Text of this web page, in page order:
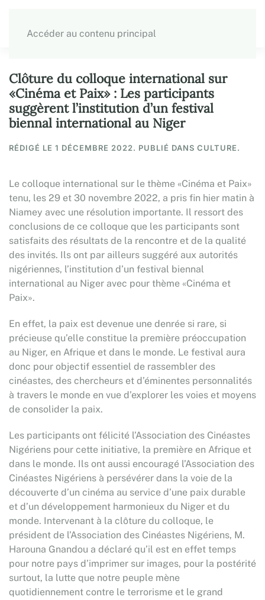
Accéder au contenu principal
Clôture du colloque international sur
«Cinéma et Paix» : Les participants
suggèrent l’institution d’un festival
biennal international au Niger
RÉDIGÉ LE 1 DÉCEMBRE 2022. PUBLIÉ DANS CULTURE.
Le colloque international sur le thème «Cinéma et Paix»
tenu, les 29 et 30 novembre 2022, a pris fin hier matin à
Niamey avec une résolution importante. Il ressort des
conclusions de ce colloque que les participants sont
satisfaits des résultats de la rencontre et de la qualité
des invités. Ils ont par ailleurs suggéré aux autorités
nigériennes, l’institution d’un festival biennal
international au Niger avec pour thème «Cinéma et
Paix».
En effet, la paix est devenue une denrée si rare, si
précieuse qu’elle constitue la première préoccupation
au Niger, en Afrique et dans le monde. Le festival aura
donc pour objectif essentiel de rassembler des
cinéastes, des chercheurs et d’éminentes personnalités
à travers le monde en vue d’explorer les voies et moyens
de consolider la paix.
Les participants ont félicité l’Association des Cinéastes
Nigériens pour cette initiative, la première en Afrique et
dans le monde. Ils ont aussi encouragé l’Association des
Cinéastes Nigériens à persévérer dans la voie de la
découverte d’un cinéma au service d’une paix durable
et d’un développement harmonieux du Niger et du
monde. Intervenant à la clôture du colloque, le
président de l’Association des Cinéastes Nigériens, M.
Harouna Gnandou a déclaré qu’il est en effet temps
pour notre pays d’imprimer sur images, pour la postérité
surtout, la lutte que notre peuple mène
quotidiennement contre le terrorisme et le grand